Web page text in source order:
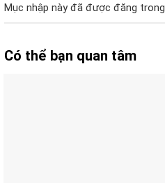
Mục nhập này đã được đăng trong
Có thể bạn quan tâm